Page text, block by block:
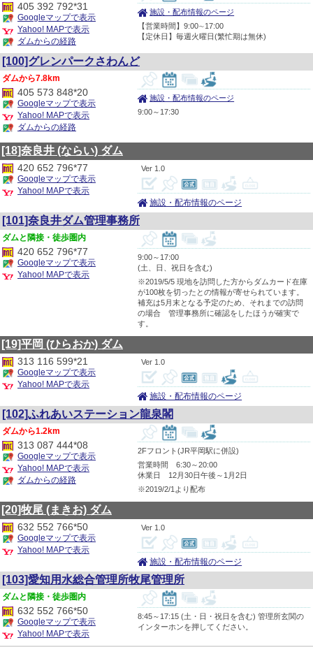
施設・配布情報のページ
【営業時間】9:00∼17:00
【定休日】毎週火曜日(繁忙期は無休)
405 392 792*31
Googleマップで表示
Yahoo! MAPで表示
ダムからの経路
[100]グレンパークさわんど
施設・配布情報のページ
9:00～17:30
7.8km
405 573 848*20
Googleマップで表示
Yahoo! MAPで表示
ダムからの経路
[18]奈良井 (ならい) ダム
1.0
施設・配布情報のページ
420 652 796*77
Googleマップで表示
Yahoo! MAPで表示
[101]奈良井ダム管理事務所
9:00～17:00
(土、日、祝日を含む)
※2019/5/5 現地を訪問した方からダムカード在庫
が100枚を切ったとの情報が寄せられています。
補充は5月末となる予定のため、それまでの訪問
の場合 管理事務所に確認をしたほうが確実で
す。
隣接・徒歩圏内
420 652 796*77
Googleマップで表示
Yahoo! MAPで表示
[19]平岡 (ひらおか) ダム
1.0
施設・配布情報のページ
313 116 599*21
Googleマップで表示
Yahoo! MAPで表示
[102]ふれあいステーション龍泉閣
2Fフロント(JR平岡駅に併設)
営業時間 6:30～20:00
休業日 12月30日午後～1月2日
※2019/2/1より配布
1.2km
313 087 444*08
Googleマップで表示
Yahoo! MAPで表示
ダムからの経路
[20]牧尾 (まきお) ダム
1.0
施設・配布情報のページ
632 552 766*50
Googleマップで表示
Yahoo! MAPで表示
[103]愛知用水総合管理所牧尾管理所
8:45～17:15 (土・日・祝日を含む) 管理所玄関の
インターホンを押してください。
隣接・徒歩圏内
632 552 766*50
Googleマップで表示
Yahoo! MAPで表示